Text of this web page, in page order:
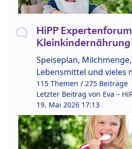
HiPP
Kleinkindernährung
Speiseplan,
Lebensmittel und vieles
115 Themen / 275 Beiträge
Letzter Beitrag von Eva –
19. Mai 2026 17:13